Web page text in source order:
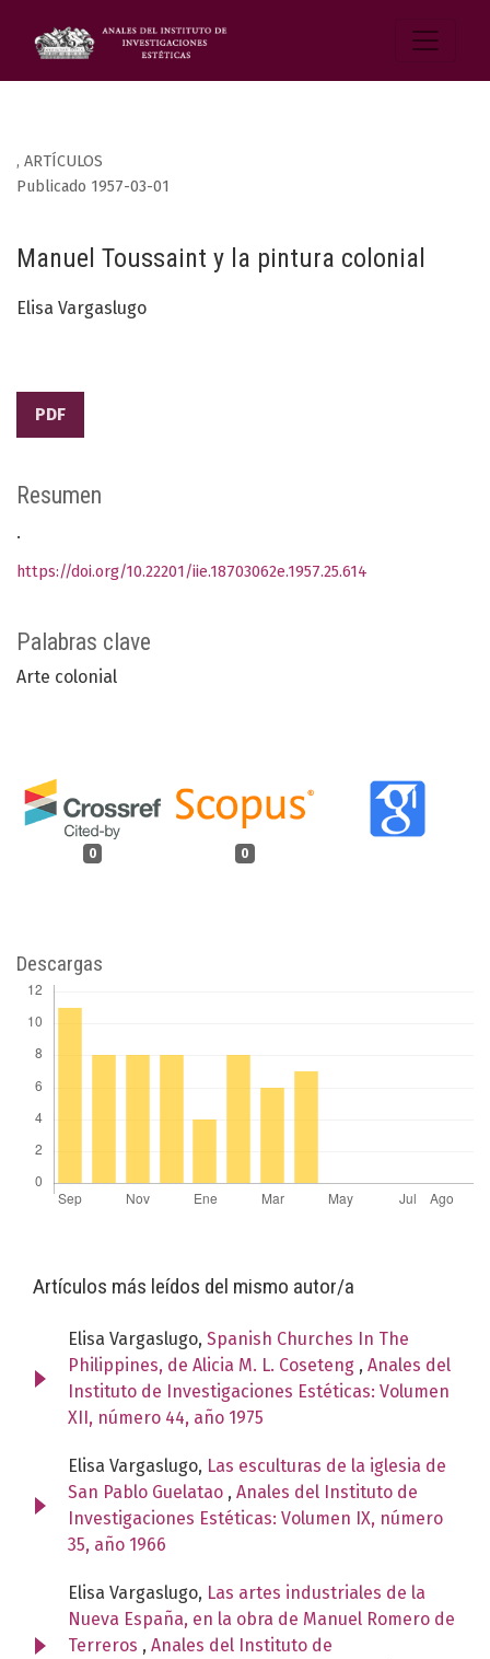
, ARTÍCULOS
Manuel Toussaint y la pintura colonial
Publicado 1957-03-01
Elisa Vargaslugo
PDF
Palabras clave
Arte colonial
0 0
Resumen
.
https://doi.org/10.22201/iie.18703062e.1957.25.614
Descargas
Artículos más leídos del mismo autor/a
Elisa Vargaslugo, Spanish Churches In The
Philippines, de Alicia M. L. Coseteng , Anales del
Instituto de Investigaciones Estéticas: Volumen
XII, número 44, año 1975
Elisa Vargaslugo, Las esculturas de la iglesia de
San Pablo Guelatao , Anales del Instituto de
Investigaciones Estéticas: Volumen IX, número
35, año 1966
Elisa Vargaslugo, Las artes industriales de la
Nueva España, en la obra de Manuel Romero de
Terreros , Anales del Instituto de